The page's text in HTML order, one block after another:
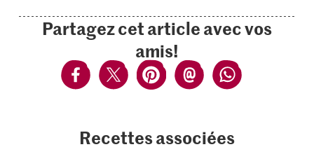
Partagez cet article avec vos
amis!
Recettes associées